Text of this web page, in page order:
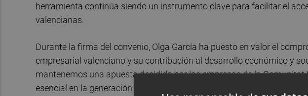
herramienta continúa siendo un instrumento clave para facilitar el
valencianas.
Durante la firma del convenio, Olga García ha puesto en valor el
empresarial valenciano y su contribución al desarrollo económico y
mantenemos una apuesta decidida por las empresas de la Comunitat
esencial en la generación de crecimiento y empleo. En este sentido,